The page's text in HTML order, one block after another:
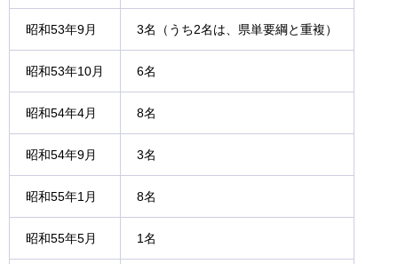
昭和53年9月 3名（うち2名は、県単要綱と重複）
昭和53年10月 6名
昭和54年4月 8名
昭和54年9月 3名
昭和55年1月 8名
昭和55年5月 1名